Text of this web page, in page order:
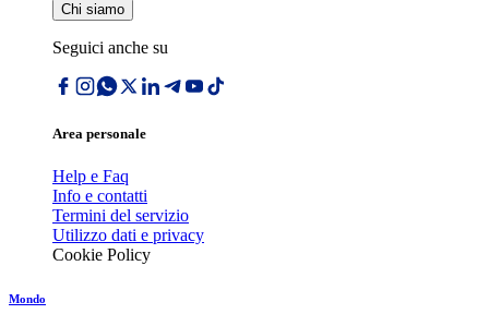
Chi siamo
Seguici anche su
Area personale
Help e Faq
Info e contatti
Termini del servizio
Utilizzo dati e privacy
Cookie Policy
Mondo